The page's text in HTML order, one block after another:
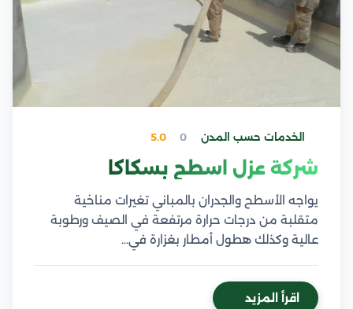
الخدمات حسب المدن 0
5.0
شركة عزل اسطح بسكاكا
يواجه الأسطح والجدران بالمباني تغيرات مناخية
متقلبة من درجات حرارة مرتفعة في الصيف ورطوبة
عالية وكذلك هطول أمطار بغزارة في…
اقرأ المزيد